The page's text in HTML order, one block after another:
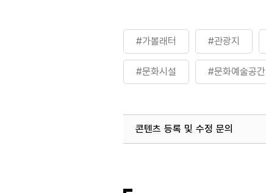
#가볼래터 #관광지
#문화시설 #문화예술공간
#전시작품 #커플데이트
콘텐츠 등록 및 수정 문의